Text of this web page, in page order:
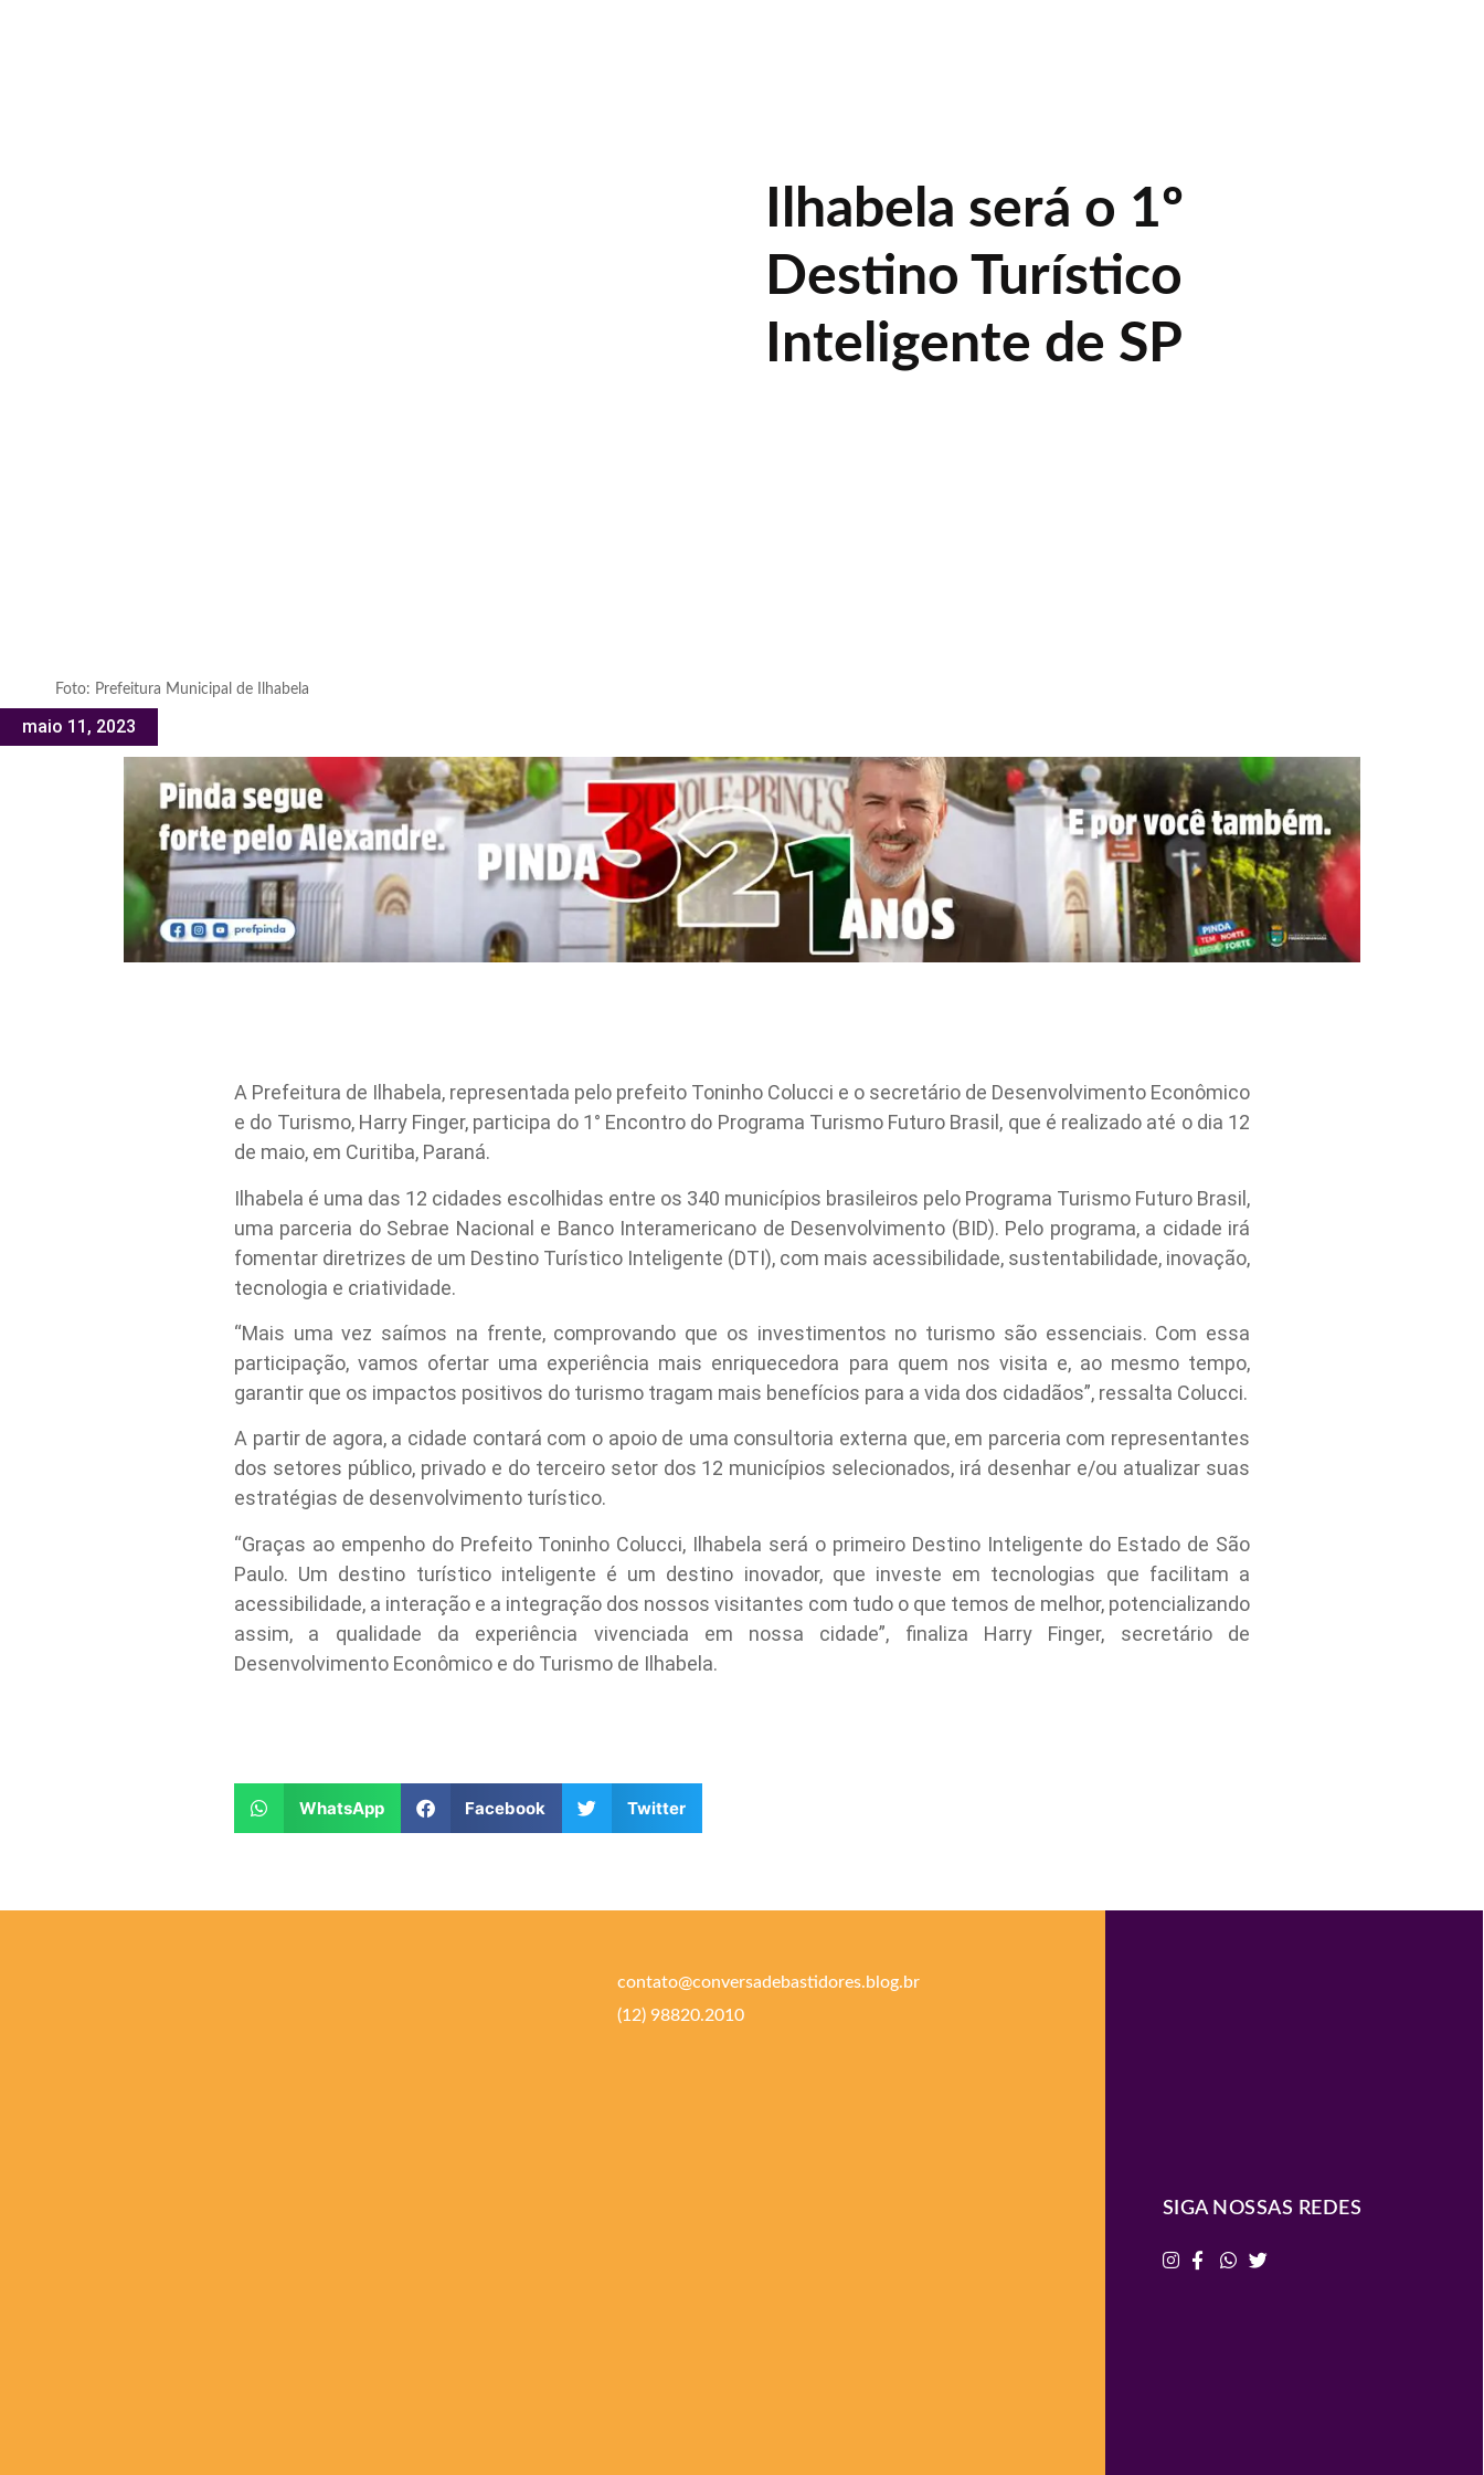
Foto: Prefeitura Municipal de Ilhabela
maio 11, 2023
Ilhabela será o 1º
Destino Turístico
Inteligente de SP
A Prefeitura de Ilhabela, representada pelo prefeito Toninho Colucci e o secretário de Desenvolvimento Econômico
e do Turismo, Harry Finger, participa do 1° Encontro do Programa Turismo Futuro Brasil, que é realizado até o dia 12
de maio, em Curitiba, Paraná.
Ilhabela é uma das 12 cidades escolhidas entre os 340 municípios brasileiros pelo Programa Turismo Futuro Brasil,
uma parceria do Sebrae Nacional e Banco Interamericano de Desenvolvimento (BID). Pelo programa, a cidade irá
fomentar diretrizes de um Destino Turístico Inteligente (DTI), com mais acessibilidade, sustentabilidade, inovação,
tecnologia e criatividade.
“Mais uma vez saímos na frente, comprovando que os investimentos no turismo são essenciais. Com essa
participação, vamos ofertar uma experiência mais enriquecedora para quem nos visita e, ao mesmo tempo,
garantir que os impactos positivos do turismo tragam mais benefícios para a vida dos cidadãos”, ressalta Colucci.
A partir de agora, a cidade contará com o apoio de uma consultoria externa que, em parceria com representantes
dos setores público, privado e do terceiro setor dos 12 municípios selecionados, irá desenhar e/ou atualizar suas
estratégias de desenvolvimento turístico.
“Graças ao empenho do Prefeito Toninho Colucci, Ilhabela será o primeiro Destino Inteligente do Estado de São
Paulo. Um destino turístico inteligente é um destino inovador, que investe em tecnologias que facilitam a
acessibilidade, a interação e a integração dos nossos visitantes com tudo o que temos de melhor, potencializando
assim, a qualidade da experiência vivenciada em nossa cidade”, finaliza Harry Finger, secretário de
Desenvolvimento Econômico e do Turismo de Ilhabela.
WhatsApp Facebook Twitter
contato@conversadebastidores.blog.br
(12) 98820.2010
SIGA NOSSAS REDES